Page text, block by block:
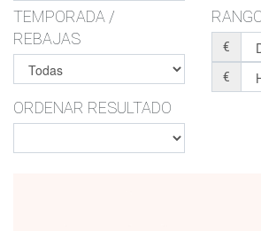
TEMPORADA /
REBAJAS
€
€
ORDENAR RESULTADO